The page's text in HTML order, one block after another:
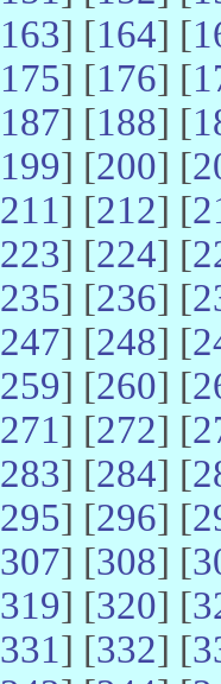
163] [164] [
175] [176] [
187] [188] [
199] [200] [
211] [212] [
223] [224] [
235] [236] [
247] [248] [
259] [260] [
271] [272] [
283] [284] [
295] [296] [
307] [308] [
319] [320] [
331] [332] [